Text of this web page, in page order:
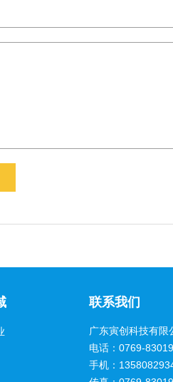
联系我们
广东寅创科技有限
电话：0769-
手机：